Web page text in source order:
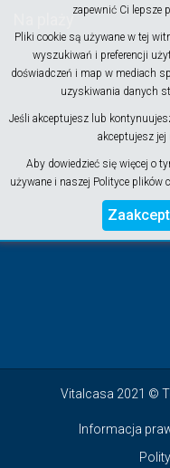
zapewnić Ci lepsze
Pliki cookie są używane w tej
wyszukiwań i preferencji
doświadczeń i map w mediach
uzyskiwania danych
Jeśli akceptujesz lub
akceptujesz jej
Aby dowiedzieć się więcej o
używane i naszej Polityce plików
Na plaży
Vitalcasa 2021 ©
Informacja